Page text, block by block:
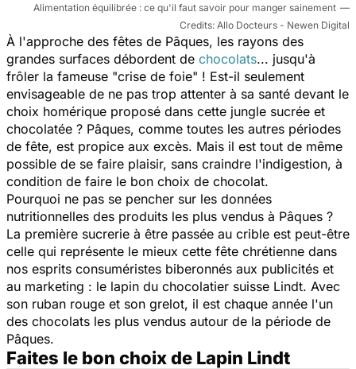
Alimentation équilibrée : ce qu'il faut savoir pour manger sainement
Allo Docteurs - Newen Digital
À l'approche des fêtes de Pâques, les rayons des
grandes surfaces débordent de chocolats... jusqu'à
frôler la fameuse "crise de foie" ! Est-il seulement
envisageable de ne pas trop attenter à sa santé devant le
choix homérique proposé dans cette jungle sucrée et
chocolatée ? Pâques, comme toutes les autres périodes
de fête, est propice aux excès. Mais il est tout de même
possible de se faire plaisir, sans craindre l'indigestion, à
condition de faire le bon choix de chocolat.
Pourquoi ne pas se pencher sur les données
nutritionnelles des produits les plus vendus à Pâques ?
La première sucrerie à être passée au crible est peut-être
celle qui représente le mieux cette fête chrétienne dans
nos esprits consuméristes biberonnés aux publicités et
au marketing : le lapin du chocolatier suisse Lindt. Avec
son ruban rouge et son grelot, il est chaque année l'un
des chocolats les plus vendus autour de la période de
Pâques.
Faites le bon choix de Lapin Lindt